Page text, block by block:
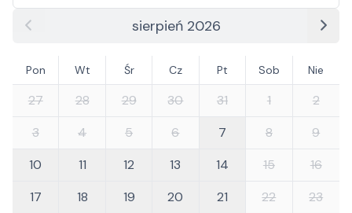
sierpień 2026
Pon Wt Śr Cz Pt Sob Nie
27 28 29 30 31 1
2
3
4 5 6 7 8
9
10
11 12 13 14 15
16
17
18 19 20 21 22
23